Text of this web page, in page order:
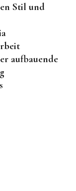
Stil und
aufbauende